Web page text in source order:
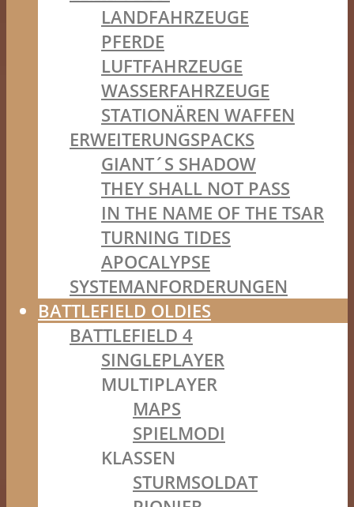
LANDFAHRZEUGE
PFERDE
LUFTFAHRZEUGE
WASSERFAHRZEUGE
STATIONÄREN WAFFEN
ERWEITERUNGSPACKS
GIANT´S SHADOW
THEY SHALL NOT PASS
IN THE NAME OF THE TSAR
TURNING TIDES
APOCALYPSE
SYSTEMANFORDERUNGEN
BATTLEFIELD OLDIES
BATTLEFIELD 4
SINGLEPLAYER
MULTIPLAYER
MAPS
SPIELMODI
KLASSEN
STURMSOLDAT